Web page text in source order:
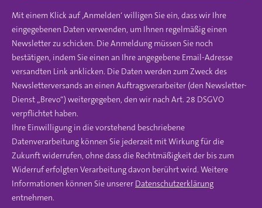
Mit einem Klick auf ‚Anmelden‘ willigen Sie ein, dass wir Ihre
eingegebenen Daten verwenden, um Ihnen regelmäßig einen
Newsletter zu schicken. Die Anmeldung müssen Sie noch
bestätigen, indem Sie einen an Ihre angegebene Email-Adresse
versandten Link anklicken. Die Daten werden zum Zweck des
Newsletterversands an einen Auftragsverarbeiter (den Newsletter-
Dienst „Brevo“) weitergegeben, den wir nach Art. 28 DSGVO
verpflichtet haben.
Ihre Einwilligung in die vorstehend beschriebene
Datenverarbeitung können Sie jederzeit mit Wirkung für die
Zukunft widerrufen, ohne dass die Rechtmäßigkeit der bis zum
Widerruf erfolgten Verarbeitung davon berührt wird. Weitere
Informationen können Sie unserer Datenschutzerklärung
entnehmen.